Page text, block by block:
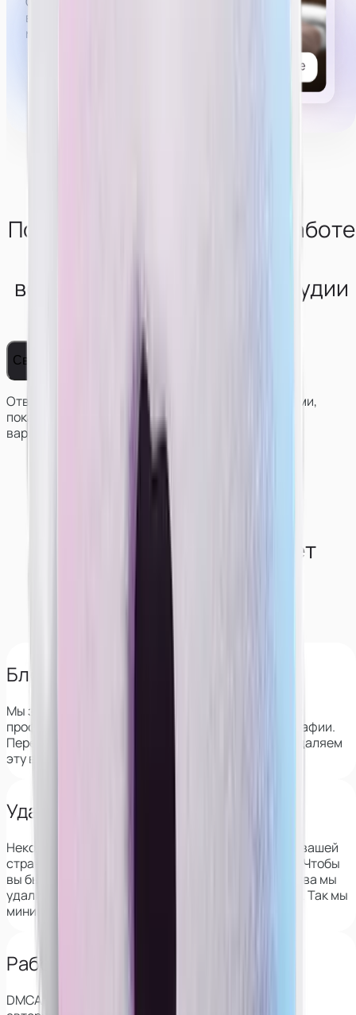
в привате,
можно
Получи консультацию по работе
вебкам-сфере от нашей студии
Связаться с нами
Ответим на вопросы, поможем решить с условиями,
покажем работу и результаты моделей в разных
вариантах сотрудничества.
Как студия обеспечивает
конфиденциальность
моделям?
Блокируем поиск по лицу
Мы знаем все сервисы, которые позволяют найти
профиль девушки на вебкам-сайтах по её фотографии.
Перед началом сотрудничества мы полностью удаляем
эту возможность.
Удаляем из архивов VK
Некоторые веб-сайты сохраняют информацию о вашей
странице в ВК, в том числе фотографии и друзей. Чтобы
вы были защищены, перед началом сотрудничества мы
удалим эти данные со всех популярных сервисов. Так мы
минимизируем риск деанона.
Работаем с DMCA
DMCA — это закон о защите